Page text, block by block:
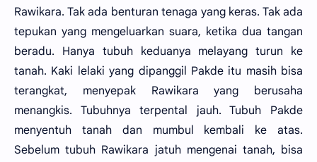
Rawikara. Tak ada benturan tenaga yang keras. Tak ada
tepukan yang mengeluarkan suara, ketika dua tangan
beradu. Hanya tubuh keduanya melayang turun ke
tanah. Kaki lelaki yang dipanggil Pakde itu masih bisa
terangkat, menyepak Rawikara yang berusaha
menangkis. Tubuhnya terpental jauh. Tubuh Pakde
menyentuh tanah dan mumbul kembali ke atas.
Sebelum tubuh Rawikara jatuh mengenai tanah, bisa